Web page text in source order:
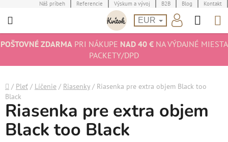
na
Náš príbeh Referencie Výskum a vývoj B2B Blog Kontakt
EUR
POŠTOVNÉ ZDARMAPRI NÁKUPE NAD 40 €NA VÝDAJNÉ MIESTA
PACKETY/DPD
Domov
/ Pleť / Líčenie / Riasenky / Riasenka pre extra objem Black too
Black
Riasenka pre extra objem
Black too Black